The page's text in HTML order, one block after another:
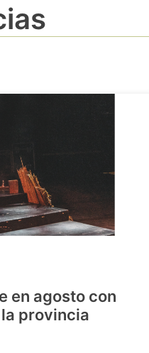
en agosto con
provincia